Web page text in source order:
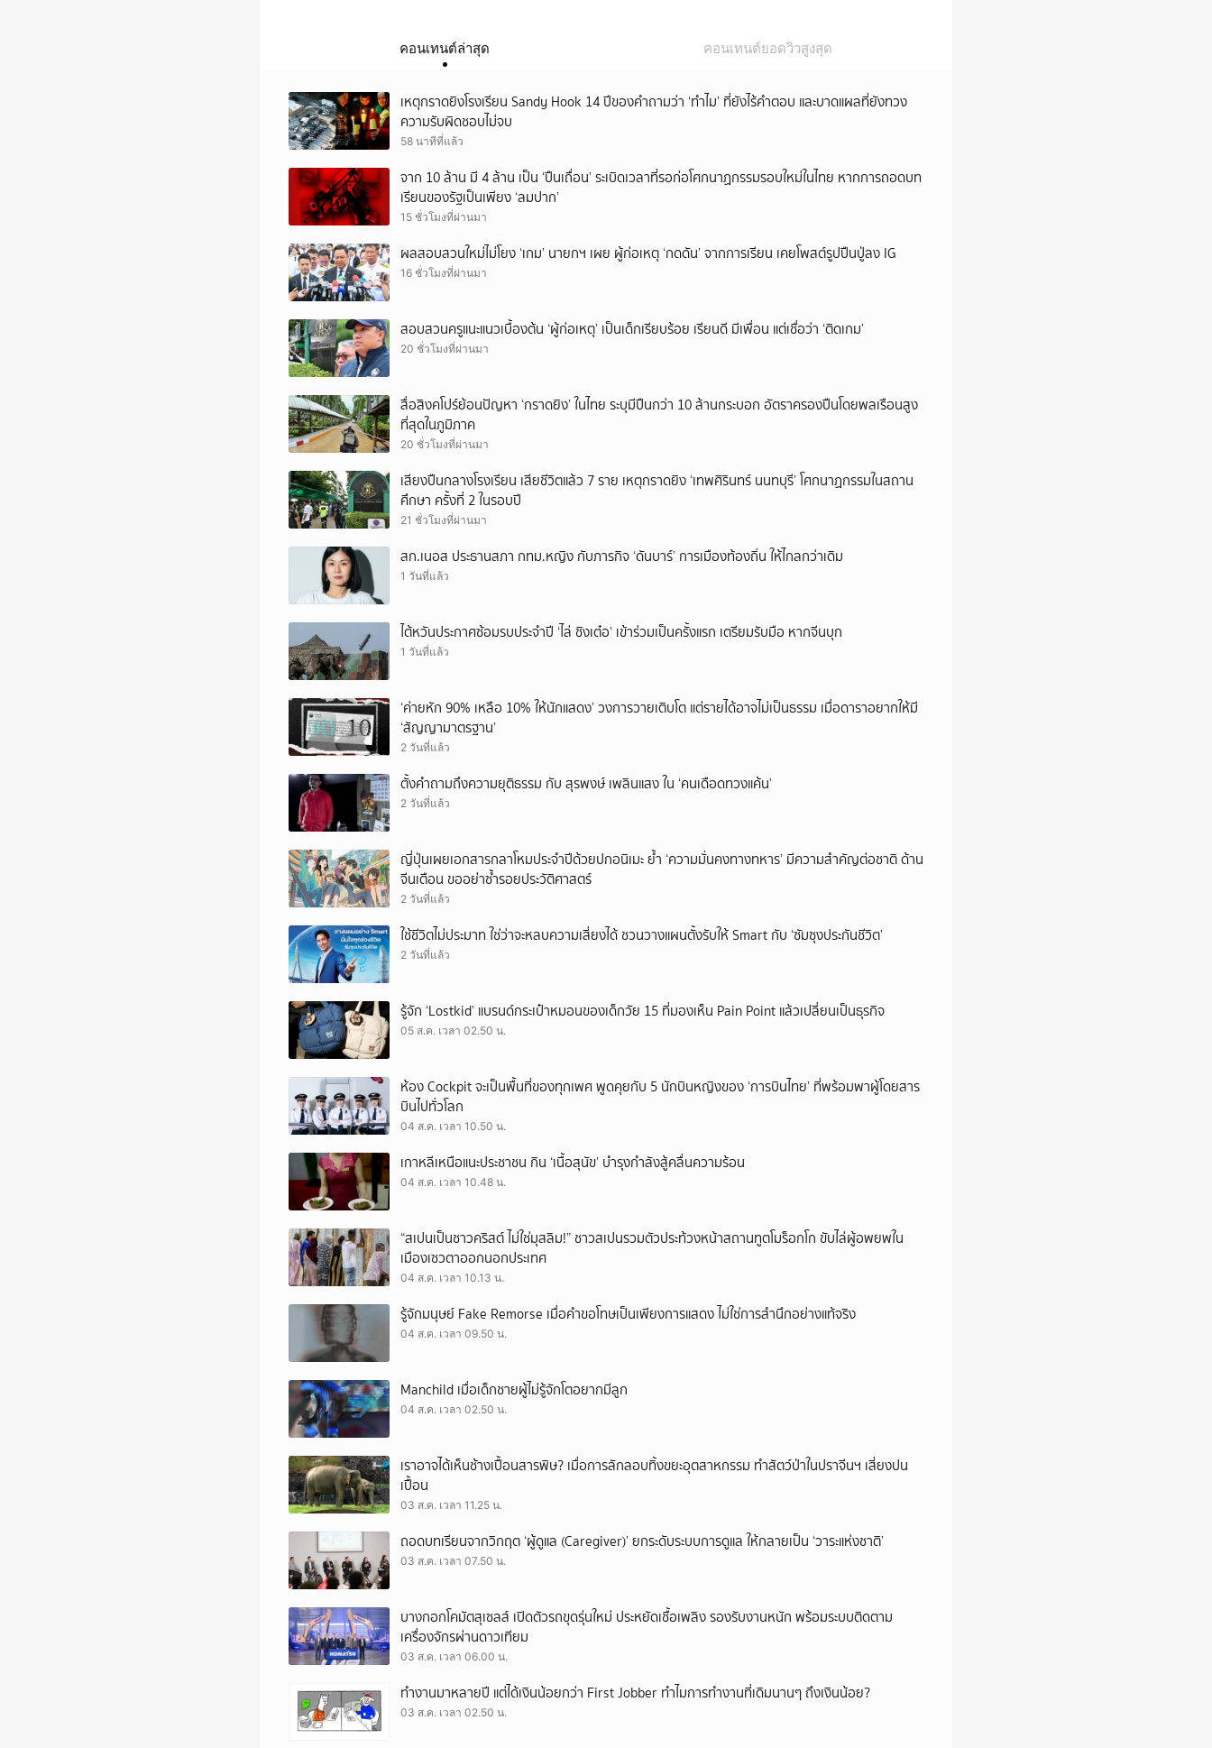
คอนเทนต์ล่าสุด คอนเทนต์ยอดวิวสูงสุด
เหตุกราดยิงโรงเรียน Sandy Hook 14 ปีของคำถามว่า ‘ทำไม’ ที่ยังไร้คำตอบ และบาดแผลที่ยังทวง
ความรับผิดชอบไม่จบ
58 นาทีที่แล้ว
จาก 10 ล้าน มี 4 ล้าน เป็น ‘ปืนเถื่อน’ ระเบิดเวลาที่รอก่อโศกนาฏกรรมรอบใหม่ในไทย หากการถอดบท
เรียนของรัฐเป็นเพียง ‘ลมปาก’
15 ชั่วโมงที่ผ่านมา
ผลสอบสวนใหม่ไม่โยง ‘เกม’ นายกฯ เผย ผู้ก่อเหตุ ‘กดดัน’ จากการเรียน เคยโพสต์รูปปืนปู่ลง IG
16 ชั่วโมงที่ผ่านมา
สอบสวนครูแนะแนวเบื้องต้น ‘ผู้ก่อเหตุ’ เป็นเด็กเรียบร้อย เรียนดี มีเพื่อน แต่เชื่อว่า ‘ติดเกม’
20 ชั่วโมงที่ผ่านมา
สื่อสิงคโปร์ย้อนปัญหา ‘กราดยิง’ ในไทย ระบุมีปืนกว่า 10 ล้านกระบอก อัตราครองปืนโดยพลเรือนสูง
ที่สุดในภูมิภาค
20 ชั่วโมงที่ผ่านมา
เสียงปืนกลางโรงเรียน เสียชีวิตแล้ว 7 ราย เหตุกราดยิง ‘เทพศิรินทร์ นนทบุรี’ โศกนาฏกรรมในสถาน
ศึกษา ครั้งที่ 2 ในรอบปี
21 ชั่วโมงที่ผ่านมา
สก.เนอส ประธานสภา กทม.หญิง กับภารกิจ ‘ดันบาร์’ การเมืองท้องถิ่น ให้ไกลกว่าเดิม
1 วันที่แล้ว
ไต้หวันประกาศซ้อมรบประจำปี ‘ไล่ ชิงเต๋อ’ เข้าร่วมเป็นครั้งแรก เตรียมรับมือ หากจีนบุก
1 วันที่แล้ว
‘ค่ายหัก 90% เหลือ 10% ให้นักแสดง’ วงการวายเติบโต แต่รายได้อาจไม่เป็นธรรม เมื่อดาราอยากให้มี
‘สัญญามาตรฐาน’
2 วันที่แล้ว
ตั้งคำถามถึงความยุติธรรม กับ สุรพงษ์ เพลินแสง ใน ‘คนเดือดทวงแค้น’
2 วันที่แล้ว
ญี่ปุ่นเผยเอกสารกลาโหมประจำปีด้วยปกอนิเมะ ย้ำ ‘ความมั่นคงทางทหาร’ มีความสำคัญต่อชาติ ด้าน
จีนเตือน ขออย่าซ้ำรอยประวัติศาสตร์
2 วันที่แล้ว
ใช้ชีวิตไม่ประมาท ใช่ว่าจะหลบความเสี่ยงได้ ชวนวางแผนตั้งรับให้ Smart กับ ‘ซัมซุงประกันชีวิต’
2 วันที่แล้ว
รู้จัก ‘Lostkid’ แบรนด์กระเป๋าหมอนของเด็กวัย 15 ที่มองเห็น Pain Point แล้วเปลี่ยนเป็นธุรกิจ
05 ส.ค. เวลา 02.50 น.
ห้อง Cockpit จะเป็นพื้นที่ของทุกเพศ พูดคุยกับ 5 นักบินหญิงของ ‘การบินไทย’ ที่พร้อมพาผู้โดยสาร
บินไปทั่วโลก
04 ส.ค. เวลา 10.50 น.
เกาหลีเหนือแนะประชาชน กิน ‘เนื้อสุนัข’ บำรุงกำลังสู้คลื่นความร้อน
04 ส.ค. เวลา 10.48 น.
“สเปนเป็นชาวคริสต์ ไม่ใช่มุสลิม!” ชาวสเปนรวมตัวประท้วงหน้าสถานทูตโมร็อกโก ขับไล่ผู้อพยพใน
เมืองเซวตาออกนอกประเทศ
04 ส.ค. เวลา 10.13 น.
รู้จักมนุษย์ Fake Remorse เมื่อคำขอโทษเป็นเพียงการแสดง ไม่ใช่การสำนึกอย่างแท้จริง
04 ส.ค. เวลา 09.50 น.
Manchild เมื่อเด็กชายผู้ไม่รู้จักโตอยากมีลูก
04 ส.ค. เวลา 02.50 น.
เราอาจได้เห็นช้างเปื้อนสารพิษ? เมื่อการลักลอบทิ้งขยะอุตสาหกรรม ทำสัตว์ป่าในปราจีนฯ เสี่ยงปน
เปื้อน
03 ส.ค. เวลา 11.25 น.
ถอดบทเรียนจากวิกฤต ‘ผู้ดูแล (Caregiver)’ ยกระดับระบบการดูแล ให้กลายเป็น ‘วาระแห่งชาติ’
03 ส.ค. เวลา 07.50 น.
บางกอกโคมัตสุเซลส์ เปิดตัวรถขุดรุ่นใหม่ ประหยัดเชื้อเพลิง รองรับงานหนัก พร้อมระบบติดตาม
เครื่องจักรผ่านดาวเทียม
03 ส.ค. เวลา 06.00 น.
ทำงานมาหลายปี แต่ได้เงินน้อยกว่า First Jobber ทำไมการทำงานที่เดิมนานๆ ถึงเงินน้อย?
03 ส.ค. เวลา 02.50 น.